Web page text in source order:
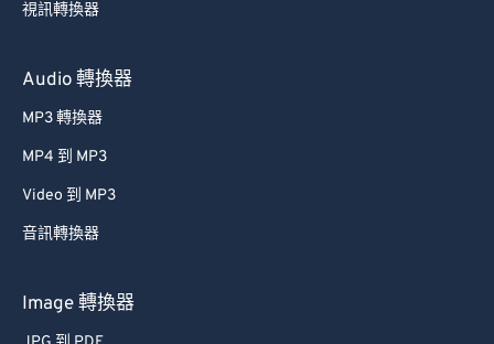
視訊轉換器
Audio 轉換器
MP3 轉換器
MP4 到 MP3
Video 到 MP3
音訊轉換器
Image 轉換器